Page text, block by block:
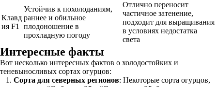
Клавд
ия F1
Устойчив к похолоданиям,
раннее и обильное
плодоношение в
прохладную погоду
Отлично переносит
частичное затенение,
подходит для выращивания
в условиях недостатка
света
Интересные факты
Вот несколько интересных фактов о холодостойких и
теневыносливых сортах огурцов:
Сорта для северных регионов: Некоторые сорта огурцов,